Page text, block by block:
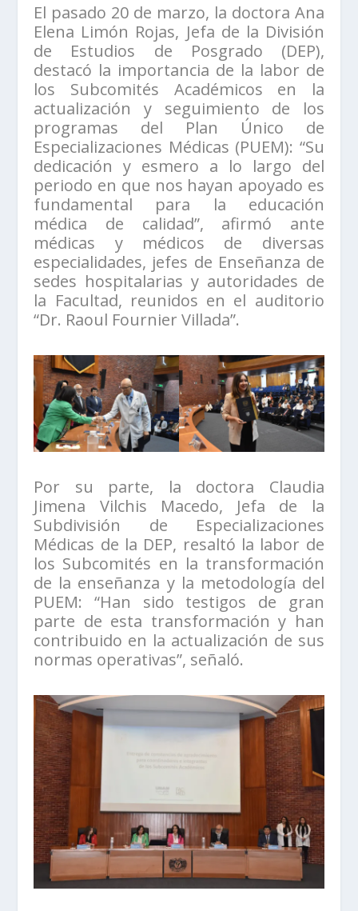
El pasado 20 de marzo, la doctora Ana
Elena Limón Rojas, Jefa de la División
de Estudios de Posgrado (DEP),
destacó la importancia de la labor de
los Subcomités Académicos en la
actualización y seguimiento de los
programas del Plan Único de
Especializaciones Médicas (PUEM): “Su
dedicación y esmero a lo largo del
periodo en que nos hayan apoyado es
fundamental para la educación
médica de calidad”, afirmó ante
médicas y médicos de diversas
especialidades, jefes de Enseñanza de
sedes hospitalarias y autoridades de
la Facultad, reunidos en el auditorio
“Dr. Raoul Fournier Villada”.
Por su parte, la doctora Claudia
Jimena Vilchis Macedo, Jefa de la
Subdivisión de Especializaciones
Médicas de la DEP, resaltó la labor de
los Subcomités en la transformación
de la enseñanza y la metodología del
PUEM: “Han sido testigos de gran
parte de esta transformación y han
contribuido en la actualización de sus
normas operativas”, señaló.